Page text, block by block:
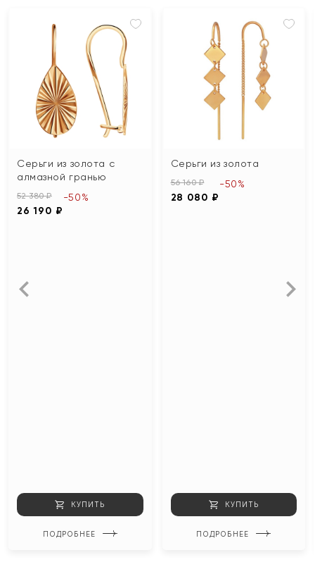
Серьги из золота с
алмазной гранью
52 380 ₽
26 190 ₽
-50%
КУПИТЬ
ПОДРОБНЕЕ
Серьги из золота
56 160 ₽
28 080 ₽
-50%
КУПИТЬ
ПОДРОБНЕЕ